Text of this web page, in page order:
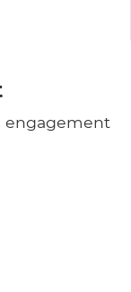
engagement